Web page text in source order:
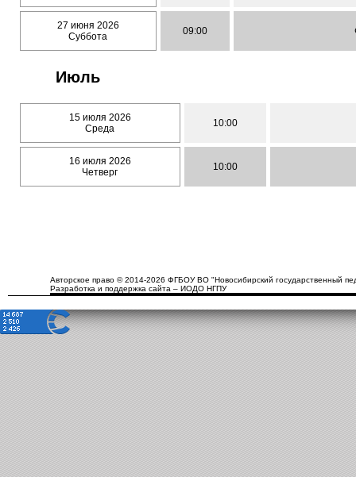
27 июня 2026
Суббота
09:00
Июль
15 июля 2026
Среда
10:00
16 июля 2026
Четверг
10:00
Авторское право © 2014-2026 ФГБОУ ВО "Новосибирский государственный
Разработка и поддержка сайта – ИОДО НГПУ